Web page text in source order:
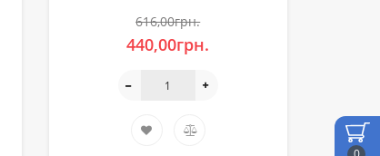
616,00грн.
440,00грн.